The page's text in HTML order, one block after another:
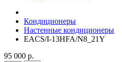
Кондиционеры
Настенные кондиционеры
EACS/I-13HFA/N8_21Y
95 000 р.